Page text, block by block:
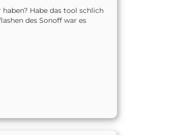
Habe das tool schlich
des Sonoff war es